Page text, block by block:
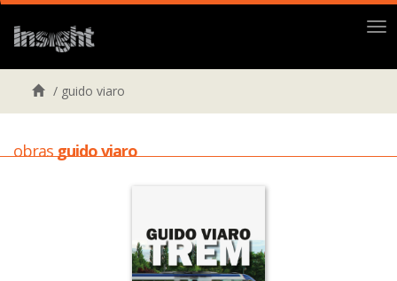
/ guido viaro
obrasguido viaro